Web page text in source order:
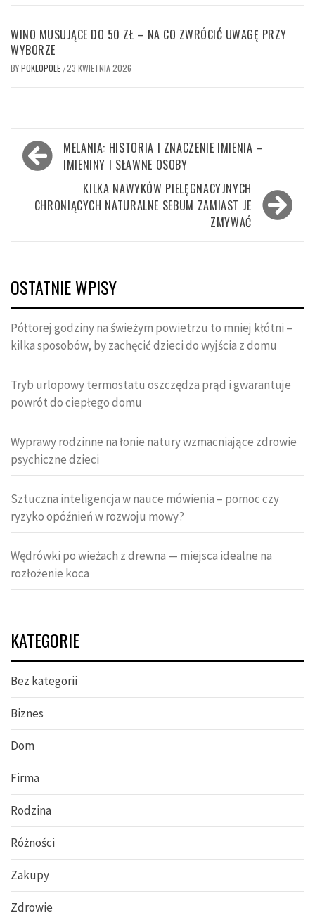
WINO MUSUJĄCE DO 50 ZŁ – NA CO ZWRÓCIĆ UWAGĘ PRZY
WYBORZE
BYPOKLOPOLE /23 KWIETNIA 2026
Nawigacja
wpisu
MELANIA: HISTORIA I ZNACZENIE IMIENIA –
IMIENINY I SŁAWNE OSOBY
KILKA NAWYKÓW PIELĘGNACYJNYCH
CHRONIĄCYCH NATURALNE SEBUM ZAMIAST JE
ZMYWAĆ
OSTATNIE WPISY
Półtorej godziny na świeżym powietrzu to mniej kłótni –
kilka sposobów, by zachęcić dzieci do wyjścia z domu
Tryb urlopowy termostatu oszczędza prąd i gwarantuje
powrót do ciepłego domu
Wyprawy rodzinne na łonie natury wzmacniające zdrowie
psychiczne dzieci
Sztuczna inteligencja w nauce mówienia – pomoc czy
ryzyko opóźnień w rozwoju mowy?
Wędrówki po wieżach z drewna — miejsca idealne na
rozłożenie koca
KATEGORIE
Bez kategorii
Biznes
Dom
Firma
Rodzina
Różności
Zakupy
Zdrowie